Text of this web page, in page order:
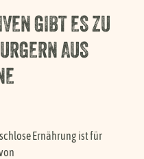
GIBT ES ZU
AUS
Ernährung ist für